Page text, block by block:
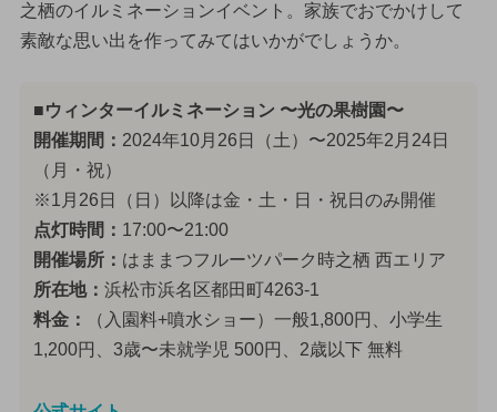
之栖のイルミネーションイベント。家族でおでかけして
素敵な思い出を作ってみてはいかがでしょうか。
■ウィンターイルミネーション 〜光の果樹園〜
開催期間： 2024年10月26日（土）〜2025年2月24日
（月・祝）
※1月26日（日）以降は金・土・日・祝日のみ開催
点灯時間： 17:00〜21:00
開催場所： はままつフルーツパーク時之栖 西エリア
所在地： 浜松市浜名区都田町4263-1
料金：
（入園料+噴水ショー）一般1,800円、小学生
1,200円、3歳〜未就学児 500円、2歳以下 無料